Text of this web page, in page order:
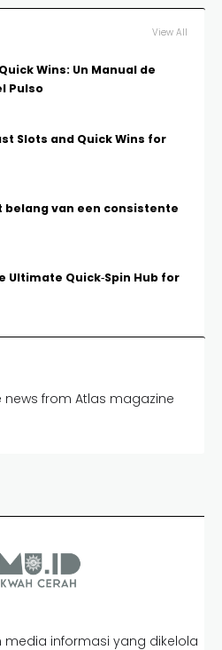
View All
Wins: Un Manual de
Pulso
Slots and Quick Wins for
belang van een consistente
Ultimate Quick‑Spin Hub for
from Atlas magazine
media informasi yang dikelola